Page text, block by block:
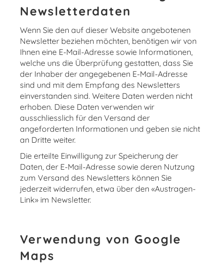
Newsletterdaten
Wenn Sie den auf dieser Website angebotenen
Newsletter beziehen möchten, benötigen wir von
Ihnen eine E-Mail-Adresse sowie Informationen,
welche uns die Überprüfung gestatten, dass Sie
der Inhaber der angegebenen E-Mail-Adresse
sind und mit dem Empfang des Newsletters
einverstanden sind. Weitere Daten werden nicht
erhoben. Diese Daten verwenden wir
ausschliesslich für den Versand der
angeforderten Informationen und geben sie nicht
an Dritte weiter.
Die erteilte Einwilligung zur Speicherung der
Daten, der E-Mail-Adresse sowie deren Nutzung
zum Versand des Newsletters können Sie
jederzeit widerrufen, etwa über den «Austragen-
Link» im Newsletter.
Verwendung von Google
Maps